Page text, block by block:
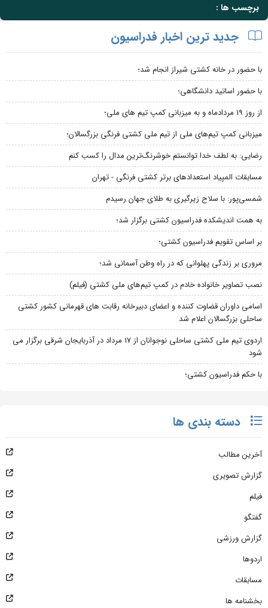
برچسب ها :
جدید ترین اخبار فدراسیون
با حضور در خانه کشتی شیراز انجام شد؛
با حضور اساتید دانشگاهی؛
از روز 19 مردادماه و به میزبانی کمپ تیم های ملی؛
میزبانی کمپ تیم‌های ملی از تیم ملی کشتی فرنگی بزرگسالان؛
رضایی: به لطف خدا توانستم خوشرنگ‌ترین مدال را کسب کنم
مسابقات المپیاد استعدادهای برتر کشتی فرنگی - تهران
شمسی‌پور: با سلاح زیرگیری به طلای جهان رسیدم
به همت اندیشکده فدراسیون کشتی برگزار شد؛
بر اساس تقویم فدراسیون کشتی؛
مروری بر زندگی پهلوانی که در راه وطن آسمانی شد؛
نصب تصاویر خانواده خادم در کمپ تیم‌های ملی کشتی (فیلم)
اسامی داوران قضاوت کننده و اعضای دبیرخانه رقابت های قهرمانی کشور کشتی
ساحلی بزرگسالان اعلام شد
اردوی تیم ملی کشتی ساحلی نوجوانان از 17 مرداد در آذربایجان شرقی برگزار می
شود
با حکم فدراسیون کشتی؛
دسته بندی ها
آخرین مطالب
گزارش تصویری
فیلم
گفتگو
گزارش ورزشی
اردوها
مسابقات
بخشنامه ها